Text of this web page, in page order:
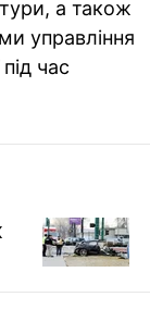
а також
управління
час